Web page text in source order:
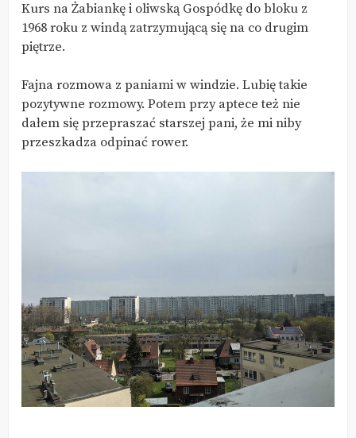
Kurs na Żabiankę i oliwską Gospódkę do bloku z
1968 roku z windą zatrzymującą się na co drugim
piętrze.
Fajna rozmowa z paniami w windzie. Lubię takie
pozytywne rozmowy. Potem przy aptece też nie
dałem się przepraszać starszej pani, że mi niby
przeszkadza odpinać rower.